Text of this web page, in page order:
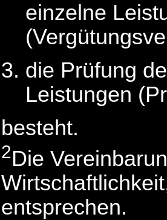
einzelne
die Prüfung
Leistungen
besteht.
2Die
entsprechen.